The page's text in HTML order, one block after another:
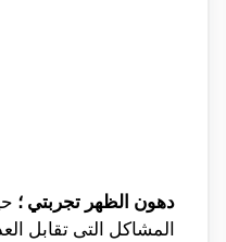
دهون الظهر تجربتي ؛
المشاكل التى تقابل